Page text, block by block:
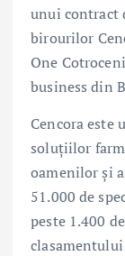
unui contract
birourilor
One
business din
Cencora este
soluțiilor
oamenilor și
51.000 de
peste 1.400